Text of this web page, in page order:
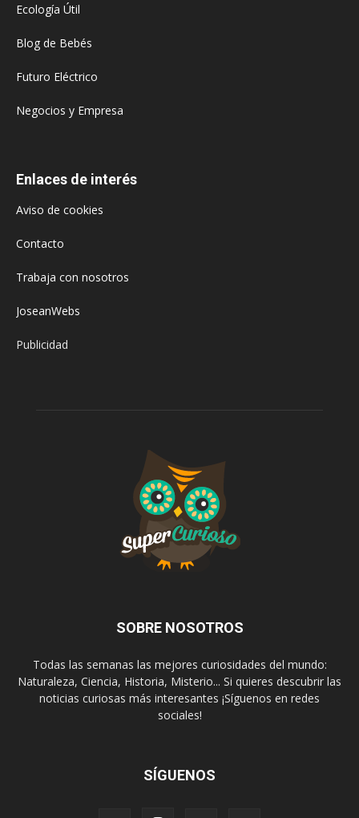
Ecología Útil
Blog de Bebés
Futuro Eléctrico
Negocios y Empresa
Enlaces de interés
Aviso de cookies
Contacto
Trabaja con nosotros
JoseanWebs
Publicidad
SOBRE NOSOTROS
Todas las semanas las mejores curiosidades del mundo:
Naturaleza, Ciencia, Historia, Misterio... Si quieres descubrir las
noticias curiosas más interesantes ¡Síguenos en redes
sociales!
SÍGUENOS